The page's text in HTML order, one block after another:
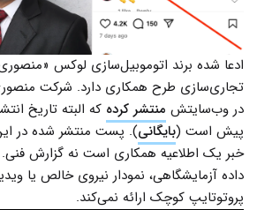
تجاری‌سازی طرح همکاری دارد. شرکت
در وب‌سایتش منتشر کرده که البته تاریخ
پیش است (بایگانی). پست منتشر شده در
خبر یک اطلاعیه همکاری است نه گزارش
داده آزمایشگاهی، نمودار نیروی خالص یا
پروتوتایپ کوچک ارائه نمی‌کند.